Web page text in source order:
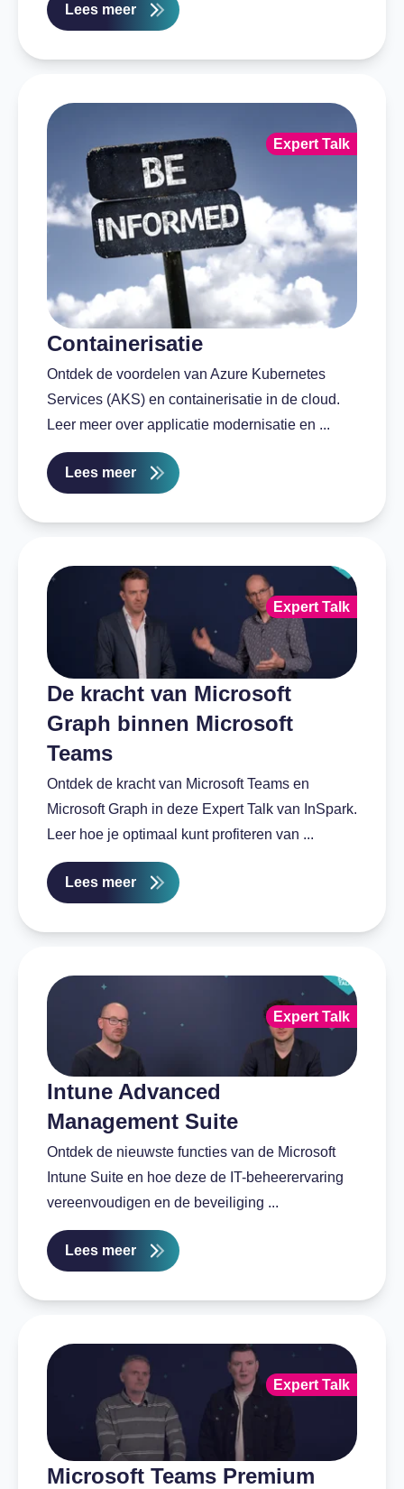
Lees meer
Containerisatie
Ontdek de voordelen van Azure Kubernetes
Services (AKS) en containerisatie in de cloud.
Leer meer over applicatie modernisatie en ...
Lees meer
Expert Talk
De kracht van Microsoft
Graph binnen Microsoft
Teams
Ontdek de kracht van Microsoft Teams en
Microsoft Graph in deze Expert Talk van InSpark.
Leer hoe je optimaal kunt profiteren van ...
Lees meer
Expert Talk
Intune Advanced
Management Suite
Ontdek de nieuwste functies van de Microsoft
Intune Suite en hoe deze de IT-beheerervaring
vereenvoudigen en de beveiliging ...
Lees meer
Expert Talk
Microsoft Teams Premium
Expert Talk